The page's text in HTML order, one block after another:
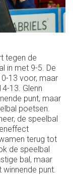
tegen de
in met 9-5. De
13 voor, maar
13. Glenn
punt, maar
poetsen.
de speelbal
terug tot
de speelbal
bal, maar
punt.